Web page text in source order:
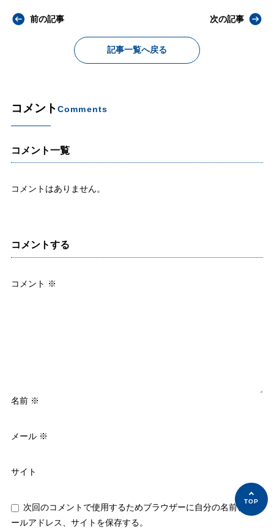
前の記事
記事一覧へ戻る
次の記事
コメントComments
コメント一覧
コメントはありません。
コメントする
コメント ※
名前 ※
メール ※
サイト
次回のコメントで使用するためブラウザーに自分の名前、メ
ールアドレス、サイトを保存する。